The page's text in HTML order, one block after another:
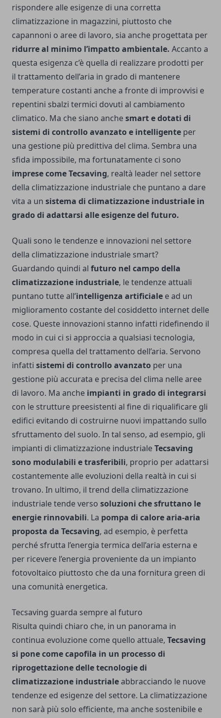
rispondere alle esigenze di una corretta
climatizzazione in magazzini, piuttosto che
capannoni o aree di lavoro, sia anche progettata per
ridurre al minimo l’impatto ambientale. Accanto a
questa esigenza c’è quella di realizzare prodotti per
il trattamento dell’aria in grado di mantenere
temperature costanti anche a fronte di improvvisi e
repentini sbalzi termici dovuti al cambiamento
climatico. Ma che siano anchesmart e dotati di
sistemi di controllo avanzato e intelligente per
una gestione più predittiva del clima. Sembra una
sfida impossibile, ma fortunatamente ci sono
imprese come Tecsaving, realtà leader nel settore
della climatizzazione industriale che puntano a dare
vita a un sistema di climatizzazione industriale in
grado di adattarsi alle esigenze del futuro.
Quali sono le tendenze e innovazioni nel settore
della climatizzazione industriale smart?
Guardando quindi al futuro nel campo della
climatizzazione industriale, le tendenze attuali
puntano tutte all’intelligenza artificiale e ad un
miglioramento costante del cosiddetto internet delle
cose. Queste innovazioni stanno infatti ridefinendo il
modo in cui ci si approccia a qualsiasi tecnologia,
compresa quella del trattamento dell’aria. Servono
infatti sistemi di controllo avanzato per una
gestione più accurata e precisa del clima nelle aree
di lavoro. Ma anche impianti in grado di integrarsi
con le strutture preesistenti al fine di riqualificare gli
edifici evitando di costruirne nuovi impattando sullo
sfruttamento del suolo. In tal senso, ad esempio, gli
impianti di climatizzazione industrialeTecsaving
sono modulabili e trasferibili, proprio per adattarsi
costantemente alle evoluzioni della realtà in cui si
trovano. In ultimo, il trend della climatizzazione
industriale tende verso soluzioni che sfruttano le
energie rinnovabili. La pompa di calore aria-aria
proposta da Tecsaving, ad esempio, è perfetta
perché sfrutta l’energia termica dell’aria esterna e
per ricevere l’energia proveniente da un impianto
fotovoltaico piuttosto che da una fornitura green di
una comunità energetica.
Tecsaving guarda sempre al futuro
Risulta quindi chiaro che, in un panorama in
continua evoluzione come quello attuale, Tecsaving
si pone come capofila in un processo di
riprogettazione delle tecnologie di
climatizzazione industrialeabbracciando le nuove
tendenze ed esigenze del settore. La climatizzazione
non sarà più solo efficiente, ma anche sostenibile e